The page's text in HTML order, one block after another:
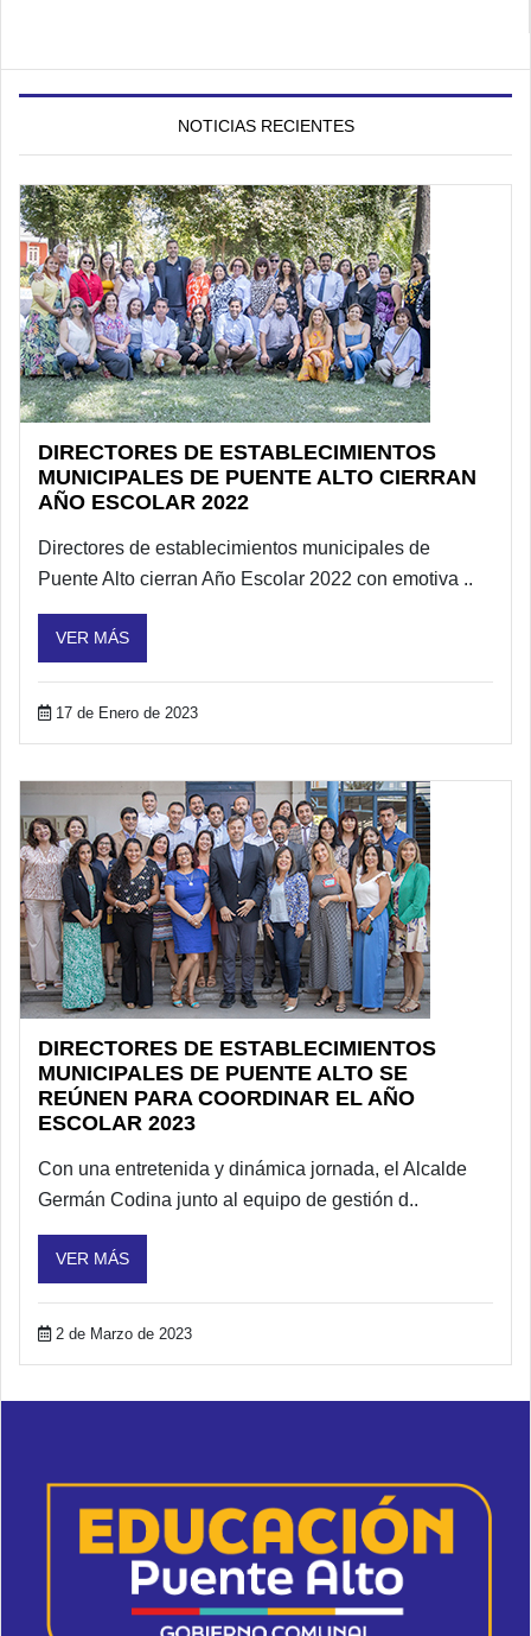
NOTICIAS RECIENTES
DIRECTORES DE ESTABLECIMIENTOS
MUNICIPALES DE PUENTE ALTO CIERRAN
AÑO ESCOLAR 2022
Directores de establecimientos municipales de
Puente Alto cierran Año Escolar 2022 con emotiva ..
VER MÁS
17 de Enero de 2023
DIRECTORES DE ESTABLECIMIENTOS
MUNICIPALES DE PUENTE ALTO SE
REÚNEN PARA COORDINAR EL AÑO
ESCOLAR 2023
Con una entretenida y dinámica jornada, el Alcalde
Germán Codina junto al equipo de gestión d..
VER MÁS
2 de Marzo de 2023